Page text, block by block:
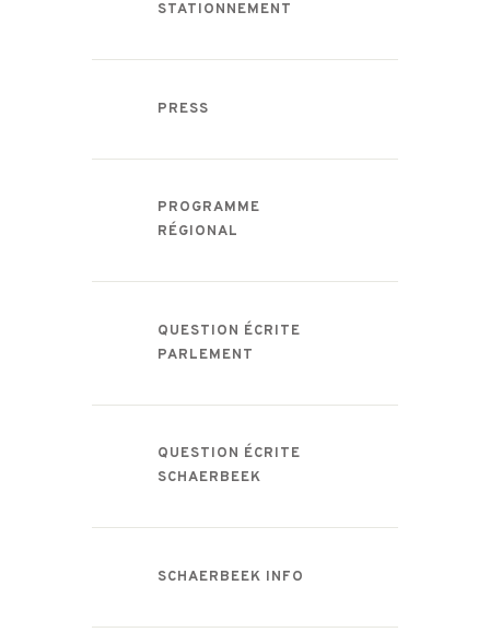
STATIONNEMENT
PRESS
PROGRAMME
RÉGIONAL
QUESTION ÉCRITE
PARLEMENT
QUESTION ÉCRITE
SCHAERBEEK
SCHAERBEEK INFO